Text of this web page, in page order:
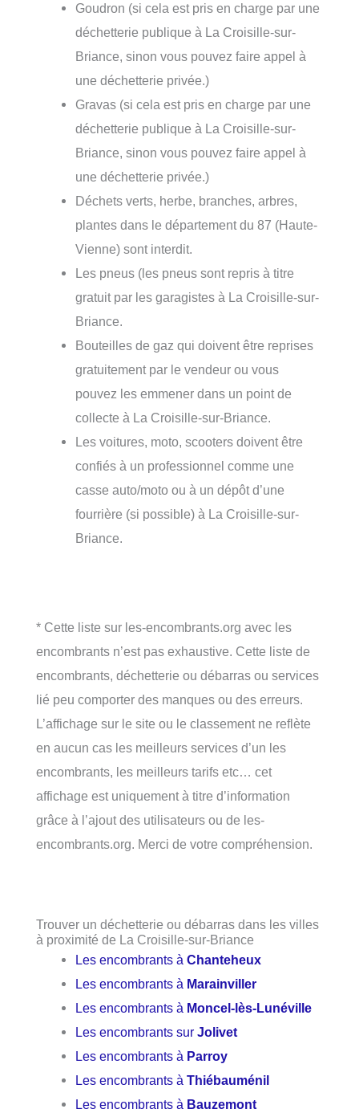
Goudron (si cela est pris en charge par une
déchetterie publique à La Croisille-sur-
Briance, sinon vous pouvez faire appel à
une déchetterie privée.)
Gravas (si cela est pris en charge par une
déchetterie publique à La Croisille-sur-
Briance, sinon vous pouvez faire appel à
une déchetterie privée.)
Déchets verts, herbe, branches, arbres,
plantes dans le département du 87 (Haute-
Vienne) sont interdit.
Les pneus (les pneus sont repris à titre
gratuit par les garagistes à La Croisille-sur-
Briance.
Bouteilles de gaz qui doivent être reprises
gratuitement par le vendeur ou vous
pouvez les emmener dans un point de
collecte à La Croisille-sur-Briance.
Les voitures, moto, scooters doivent être
confiés à un professionnel comme une
casse auto/moto ou à un dépôt d’une
fourrière (si possible) à La Croisille-sur-
Briance.
* Cette liste sur les-encombrants.org avec les
encombrants n’est pas exhaustive. Cette liste de
encombrants, déchetterie ou débarras ou services
lié peu comporter des manques ou des erreurs.
L’affichage sur le site ou le classement ne reflète
en aucun cas les meilleurs services d’un les
encombrants, les meilleurs tarifs etc… cet
affichage est uniquement à titre d’information
grâce à l’ajout des utilisateurs ou de les-
encombrants.org. Merci de votre compréhension.
Trouver un déchetterie ou débarras dans les villes
à proximité de La Croisille-sur-Briance
Les encombrants àChanteheux
Les encombrants à Marainviller
Les encombrants à Moncel-lès-Lunéville
Les encombrants surJolivet
Les encombrants à Parroy
Les encombrants àThiébauménil
Les encombrants à Bauzemont